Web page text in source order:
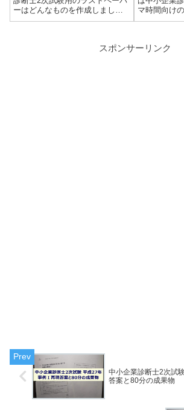
ーはどんなものを作成しました
か？良ければ見せてください。
をまとめた通称「ラストペーパ
マ時間向け
します！「
車の中など
スポンサーリンク
中小企業診断士2次試
答案と80分の成果物